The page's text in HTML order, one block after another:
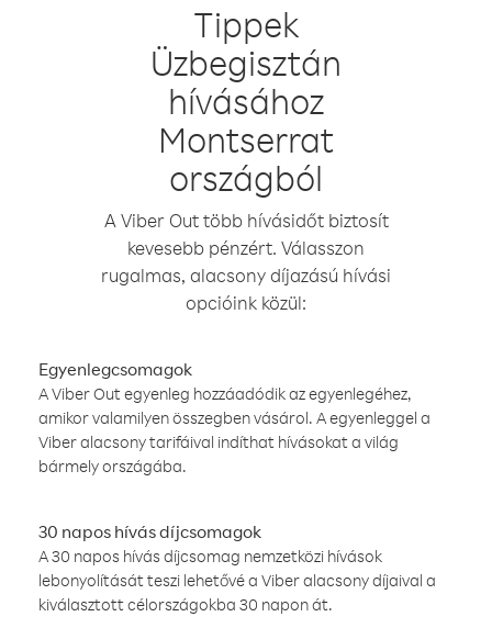
Tippek
Üzbegisztán
hívásához
Montserrat
országból
A Viber Out több hívásidőt biztosít
kevesebb pénzért. Válasszon
rugalmas, alacsony díjazású hívási
opcióink közül:
Egyenlegcsomagok
A Viber Out egyenleg hozzáadódik az egyenlegéhez,
amikor valamilyen összegben vásárol. A egyenleggel a
Viber alacsony tarifáival indíthat hívásokat a világ
bármely országába.
30 napos hívás díjcsomagok
A 30 napos hívás díjcsomag nemzetközi hívások
lebonyolítását teszi lehetővé a Viber alacsony díjaival a
kiválasztott célországokba 30 napon át.